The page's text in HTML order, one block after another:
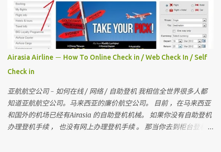
Airasia Airline － How To Online Check in / Web Check In / Self
Check in
亚航航空公司 - 如何在线 / 网络 / 自助登机 我相信全世界很多人都
知道亚航航空公司。马来西亚的廉价航空公司。 目前 ，在马来西亚
和国外的机场已经有Airasia 的自助登机机械。 如果你没有自助登机
办理登机手续 ， 也没有网上办理登机手续 。 那当你去到柜台登机时